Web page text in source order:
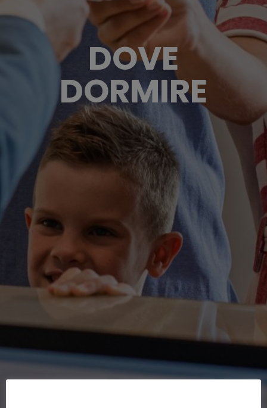
DOVE
DORMIRE